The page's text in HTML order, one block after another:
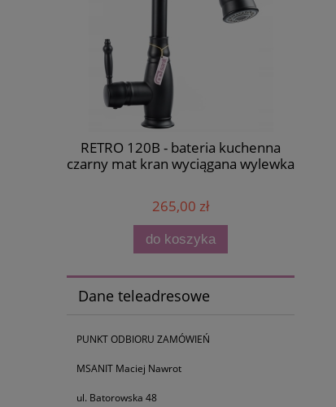
RETRO 120B - bateria kuchenna
czarny mat kran wyciągana wylewka
265,00 zł
do koszyka
Dane teleadresowe
PUNKT ODBIORU ZAMÓWIEŃ
MSANIT Maciej Nawrot
ul. Batorowska 48